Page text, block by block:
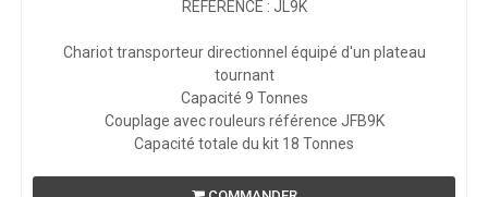
RÉFÉRENCE : JL9K
Chariot transporteur directionnel équipé d'un plateau
tournant
Capacité 9 Tonnes
Couplage avec rouleurs référence JFB9K
Capacité totale du kit 18 Tonnes